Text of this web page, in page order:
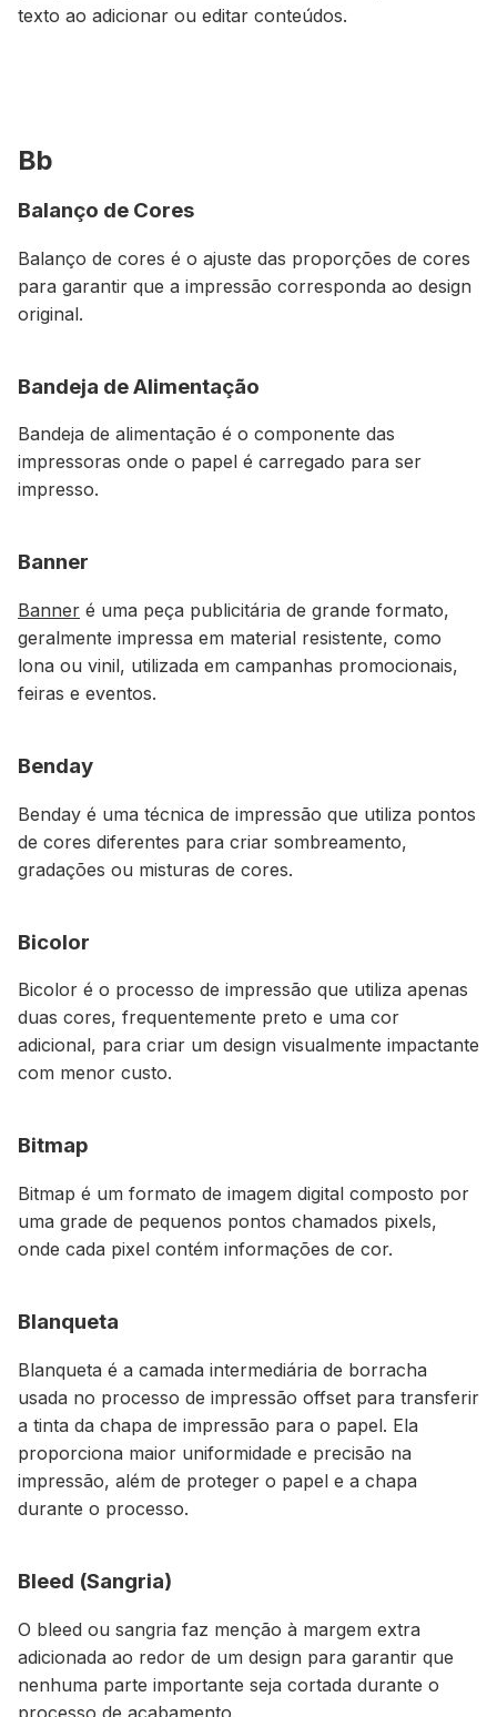
texto ao adicionar ou editar conteúdos.
Bb
Balanço de Cores
Balanço de cores é o ajuste das proporções de cores
para garantir que a impressão corresponda ao design
original.
Bandeja de Alimentação
Bandeja de alimentação é o componente das
impressoras onde o papel é carregado para ser
impresso.
Banner
Banner é uma peça publicitária de grande formato,
geralmente impressa em material resistente, como
lona ou vinil, utilizada em campanhas promocionais,
feiras e eventos.
Benday
Benday é uma técnica de impressão que utiliza pontos
de cores diferentes para criar sombreamento,
gradações ou misturas de cores.
Bicolor
Bicolor é o processo de impressão que utiliza apenas
duas cores, frequentemente preto e uma cor
adicional, para criar um design visualmente impactante
com menor custo.
Bitmap
Bitmap é um formato de imagem digital composto por
uma grade de pequenos pontos chamados pixels,
onde cada pixel contém informações de cor.
Blanqueta
Blanqueta é a camada intermediária de borracha
usada no processo de impressão offset para transferir
a tinta da chapa de impressão para o papel. Ela
proporciona maior uniformidade e precisão na
impressão, além de proteger o papel e a chapa
durante o processo.
Bleed (Sangria)
O bleed ou sangria faz menção à margem extra
adicionada ao redor de um design para garantir que
nenhuma parte importante seja cortada durante o
processo de acabamento.